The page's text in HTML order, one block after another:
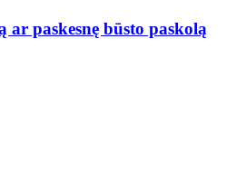
paskesnę būsto paskolą